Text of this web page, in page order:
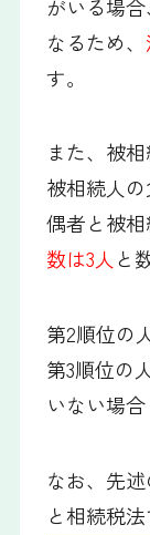
がいる場
なるため、
す。
また、被
被相続人
偶者と被
数は3人と
第2順位の
第3順位の
いない場
なお、先
と相続税法